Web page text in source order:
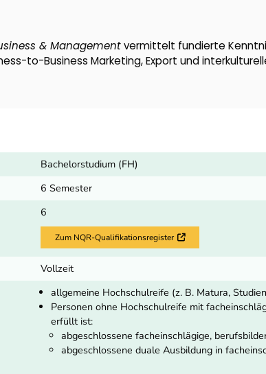
& Managementvermittelt fundierte
to-Business Marketing, Export und
Bachelorstudium (FH)
6 Semester
6
Zum NQR-Qualifikationsregister Externer Link
Vollzeit
allgemeine Hochschulreife (z. B. Matura,
Personen ohne Hochschulreife mit
erfüllt ist:
abgeschlossene facheinschlägige,
abgeschlossene duale Ausbildung in